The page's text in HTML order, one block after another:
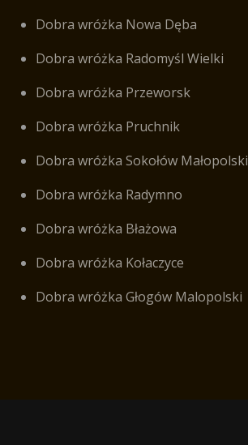
Dobra wróżka Nowa Dęba
Dobra wróżka Radomyśl Wielki
Dobra wróżka Przeworsk
Dobra wróżka Pruchnik
Dobra wróżka Sokołów Małopolski
Dobra wróżka Radymno
Dobra wróżka Błażowa
Dobra wróżka Kołaczyce
Dobra wróżka Głogów Malopolski